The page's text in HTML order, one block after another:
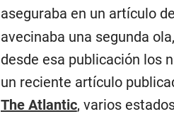
aseguraba en un artículo
avecinaba una segunda
desde esa publicación los
un reciente artículo
The Atlantic, varios